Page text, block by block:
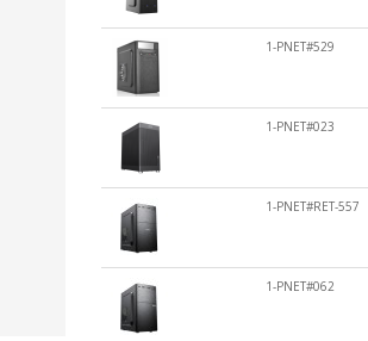
1-PNET#529
1-PNET#023
1-PNET#RET-557
1-PNET#062